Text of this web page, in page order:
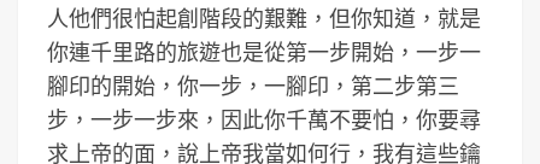
人他們很怕起創階段的艱難，但你知道，就是
你連千里路的旅遊也是從第一步開始，一步一
腳印的開始，你一步，一腳印，第二步第三
步，一步一步來，因此你千萬不要怕，你要尋
求上帝的面，說上帝我當如何行，我有這些鑰